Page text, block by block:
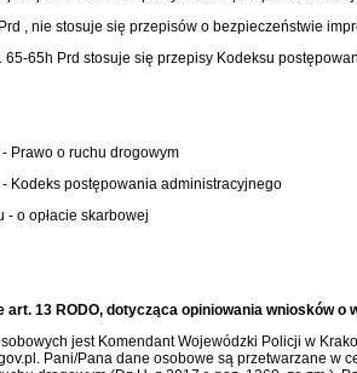
, nie stosuje się przepisów o bezpieczeństwie
65h Prd stosuje się przepisy Kodeksu
Prawo o ruchu drogowym
Kodeks postępowania administracyjnego
o opłacie skarbowej
art. 13 RODO, dotycząca opiniowania wniosków
jest Komendant Wojewódzki Policji w
Pani/Pana dane osobowe są przetwarzane